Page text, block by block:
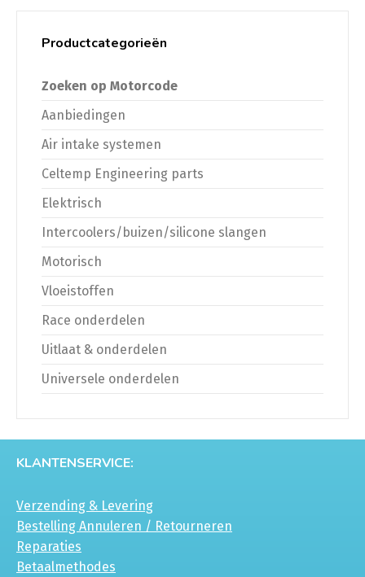
Productcategorieën
Zoeken op Motorcode
Aanbiedingen
Air intake systemen
Celtemp Engineering parts
Elektrisch
Intercoolers/buizen/silicone slangen
Motorisch
Vloeistoffen
Race onderdelen
Uitlaat & onderdelen
Universele onderdelen
KLANTENSERVICE:
Verzending & Levering
Bestelling Annuleren / Retourneren
Reparaties
Betaalmethodes